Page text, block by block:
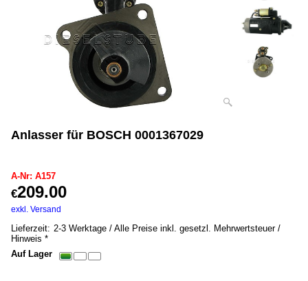
Anlasser für BOSCH 0001367029
A-Nr: A157
€209.00
exkl. Versand
Lieferzeit: 2-3 Werktage / Alle Preise inkl. gesetzl. Mehrwertsteuer /
Hinweis *
Auf Lager